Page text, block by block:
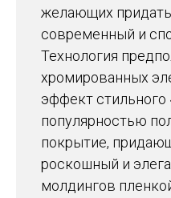
желающих
современный и
Технология
хромированных
эффект стильного
популярностью
покрытие,
роскошный и
молдингов